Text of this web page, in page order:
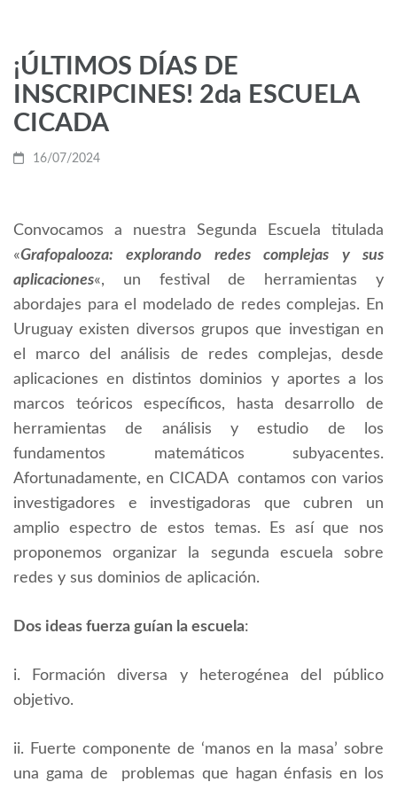
¡ÚLTIMOS DÍAS DE
INSCRIPCINES! 2da ESCUELA
CICADA
16/07/2024
Convocamos a nuestra Segunda Escuela titulada
«Grafopalooza: explorando redes complejas y sus
aplicaciones«, un festival de herramientas y
abordajes para el modelado de redes complejas. En
Uruguay existen diversos grupos que investigan en
el marco del análisis de redes complejas, desde
aplicaciones en distintos dominios y aportes a los
marcos teóricos específicos, hasta desarrollo de
herramientas de análisis y estudio de los
fundamentos matemáticos subyacentes.
Afortunadamente, en CICADA contamos con varios
investigadores e investigadoras que cubren un
amplio espectro de estos temas. Es así que nos
proponemos organizar la segunda escuela sobre
redes y sus dominios de aplicación.
Dos ideas fuerza guían la escuela:
i. Formación diversa y heterogénea del público
objetivo.
ii. Fuerte componente de ‘manos en la masa’ sobre
una gama de problemas que hagan énfasis en los